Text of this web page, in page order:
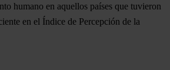
humano en aquellos países que tuvieron
en el Índice de Percepción de la